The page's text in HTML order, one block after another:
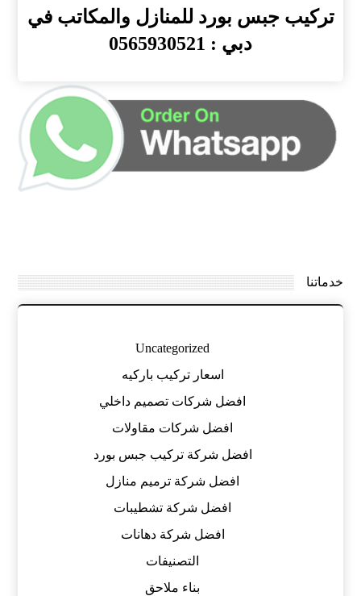
تركيب جبس بورد للمنازل والمكاتب في
دبي : 0565930521
خدماتنا
Uncategorized
اسعار تركيب باركيه
افضل شركات تصميم داخلي
افضل شركات مقاولات
افضل شركة تركيب جبس بورد
افضل شركة ترميم منازل
افضل شركة تشطيبات
افضل شركة دهانات
التصنيفات
بناء ملاحق